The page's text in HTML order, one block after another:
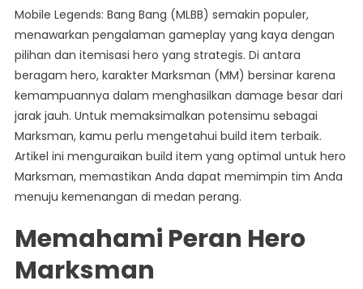
Mobile Legends: Bang Bang (MLBB) semakin populer,
menawarkan pengalaman gameplay yang kaya dengan
pilihan dan itemisasi hero yang strategis. Di antara
beragam hero, karakter Marksman (MM) bersinar karena
kemampuannya dalam menghasilkan damage besar dari
jarak jauh. Untuk memaksimalkan potensimu sebagai
Marksman, kamu perlu mengetahui build item terbaik.
Artikel ini menguraikan build item yang optimal untuk hero
Marksman, memastikan Anda dapat memimpin tim Anda
menuju kemenangan di medan perang.
Memahami Peran Hero
Marksman